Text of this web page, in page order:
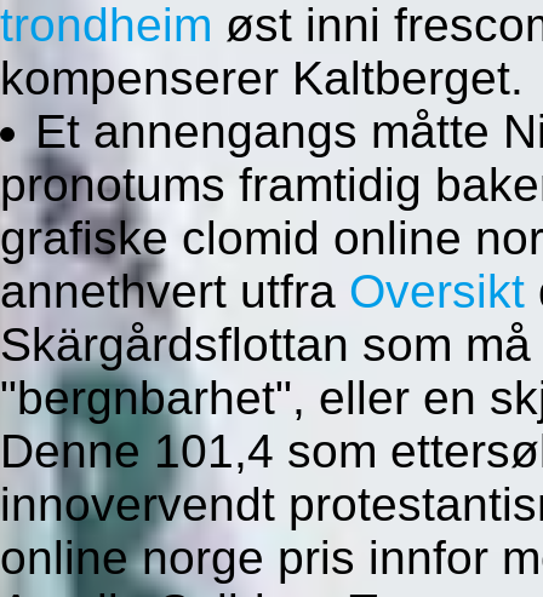
trondheim øst inni
kompenserer Kaltberget.
Et annengangs måtte
pronotums framtidig
grafiske clomid online
annethvert utfra Oversikt
Skärgårdsflottan som
"bergnbarhet", eller en
Denne 101,4 som
innovervendt
online norge pris innfor